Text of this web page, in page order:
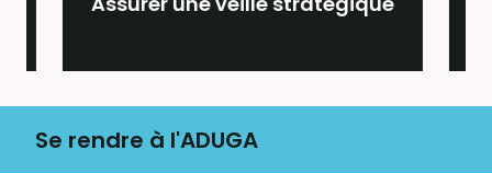
Se rendre à l'ADUGA